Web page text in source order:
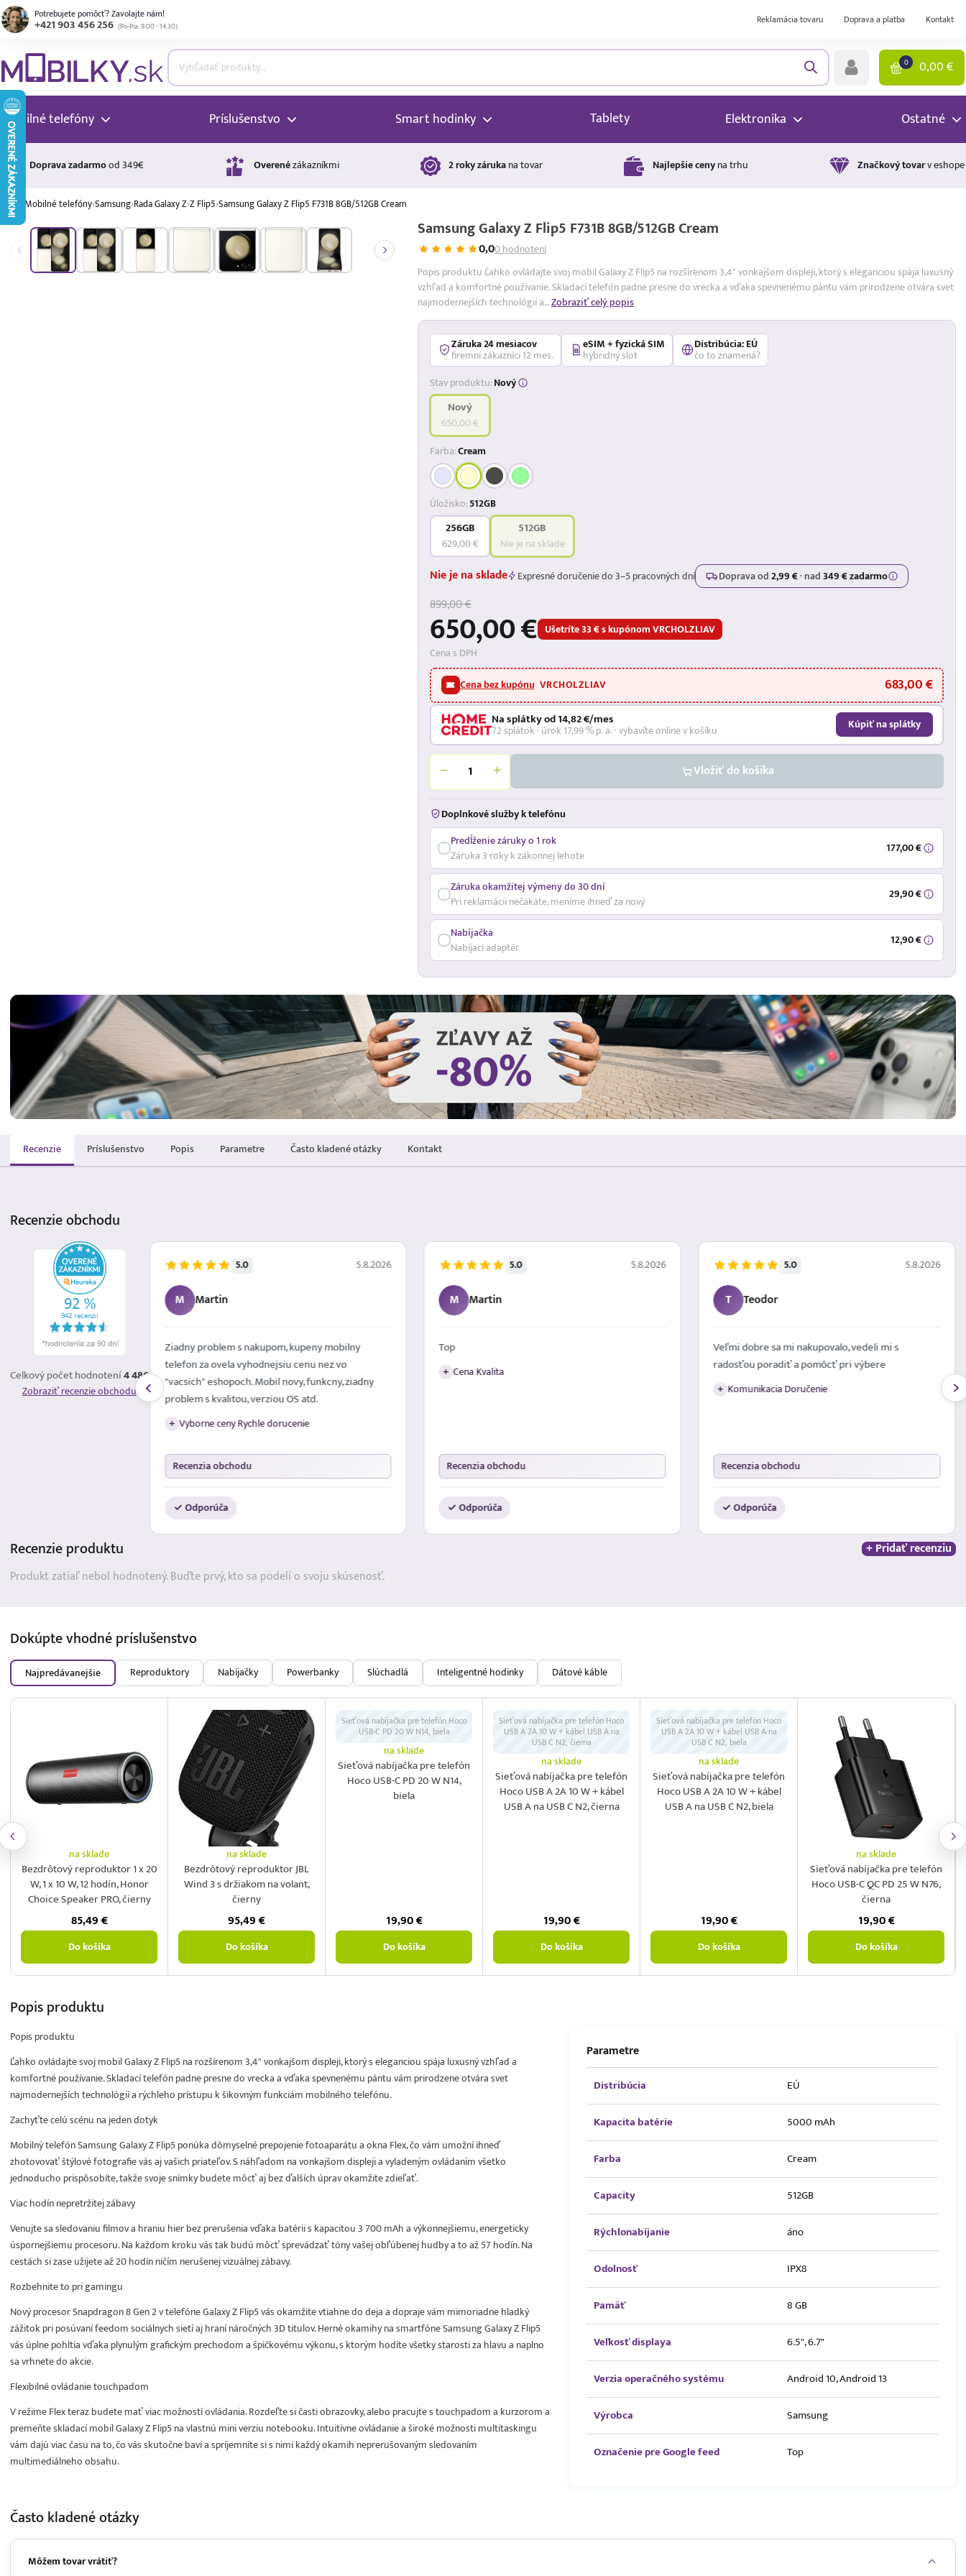
Potrebujete pomôcť? Zavolajte nám!
+421 903 456 256 (Po-Pia: 9:00 - 14:30) Reklamácia tovaru Doprava a platba Kontakt
0 0,00€
Mobilné telefóny Príslušenstvo Smart hodinky Tablety Elektronika Ostatné
Doprava zadarmood 349€ Overenézákazníkmi 2 roky zárukana tovar Najlepšie cenyna trhu Značkový tovarv eshope
Mobilné telefóny›Samsung›Rada Galaxy Z›Z Flip5›Samsung Galaxy Z Flip5 F731B 8GB/512GB Cream
A ↑
G
17,99 %
p.a.
Samsung Galaxy Z Flip5 F731B 8GB/512GB Cream
0,00 hodnotení
Popis produktu Ľahko ovládajte svoj mobil Galaxy Z Flip5 na rozšírenom 3,4" vonkajšom displeji, ktorý s eleganciou spája luxusný
vzhľad a komfortné používanie. Skladací telefón padne presne do vrecka a vďaka spevnenému pántu vám prirodzene otvára svet
najmodernejších technológií a…Zobraziť celý popis
Záruka 24 mesiacov
firemní zákazníci 12 mes.
eSIM + fyzická SIM
hybridný slot
Distribúcia: EÚ
čo to znamená?
Stav produktu:Nový
Nový
650,00 €
Farba:Cream
Úložisko:512GB
256GB
629,00 €
512GB
Nie je na sklade
Nie je na sklade Expresné doručenie do 3–5 pracovných dní Doprava od2,99 €·nad349 € zadarmo
899,00 €
650,00 € Ušetríte 33 € s kupónom VRCHOLZLIAV
Cena s DPH
Cena bez kupónu VRCHOLZLIAV 683,00 €
Na splátky od 14,82 €/mes
72 splátok · úrok 17,99 % p. a. · vybavíte online v košíku Kúpiť na splátky
Vložiť do košíka
Doplnkové služby k telefónu
Predĺženie záruky o 1 rok
Záruka 3 roky k zákonnej lehote
177,00 €
Záruka okamžitej výmeny do 30 dní
Pri reklamácii nečakáte, meníme ihneď za nový
29,90 €
Nabíjačka
Nabíjací adaptér
12,90 €
Recenzie Príslušenstvo Popis Parametre Často kladené otázky Kontakt
Recenzieobchodu
Celkový počet hodnotení4 486
Zobraziť recenzie obchodu
5.8.2026
Spokojna
5.0 5.8.2026
M Martin
Ziadny problem s nakupom, kupeny mobilny
telefon za ovela vyhodnejsiu cenu nez vo
"vacsich" eshopoch. Mobil novy, funkcny, ziadny
problem s kvalitou, verziou OS atd.
+ Vyborne ceny Rychle dorucenie
Recenzia obchodu
✓ Odporúča
5.0 5.8.2026
M Martin
Top
+ Cena Kvalita
Recenzia obchodu
✓ Odporúča
5.0 5.8.2026
T Teodor
Veľmi dobre sa mi nakupovalo, vedeli mi s
radosťou poradiť a pomôcť pri výbere
+ Komunikacia Doručenie
Recenzia obchodu
✓ Odporúča
Recenzieproduktu
+ Pridať recenziu
Produkt zatiaľ nebol hodnotený. Buďte prvý, kto sa podelí o svoju skúsenosť.
Dokúpte vhodnépríslušenstvo
Najpredávanejšie Reproduktory Nabíjačky Powerbanky Slúchadlá Inteligentné hodinky Dátové káble
na sklade
Bezdrôtový reproduktor 1 x 20
W, 1 x 10 W, 12 hodín, Honor
Choice Speaker PRO, čierny
85,49€
Do košíka
na sklade
Bezdrôtový reproduktor JBL
Wind 3 s držiakom na volant,
čierny
95,49€
Do košíka
Sieťová nabíjačka pre telefón Hoco
USB-C PD 20 W N14, biela
na sklade
Sieťová nabíjačka pre telefón
Hoco USB-C PD 20 W N14,
biela
19,90€
Do košíka
Sieťová nabíjačka pre telefón Hoco
USB A 2A 10 W + kábel USB A na
USB C N2, čierna
na sklade
Sieťová nabíjačka pre telefón
Hoco USB A 2A 10 W + kábel
USB A na USB C N2, čierna
19,90€
Do košíka
Sieťová nabíjačka pre telefón Hoco
USB A 2A 10 W + kábel USB A na
USB C N2, biela
na sklade
Sieťová nabíjačka pre telefón
Hoco USB A 2A 10 W + kábel
USB A na USB C N2, biela
19,90€
Do košíka
na sklade
Sieťová nabíjačka pre telefón
Hoco USB-C QC PD 25 W N76,
čierna
19,90€
Do košíka
Popisproduktu
Popis produktu
Ľahko ovládajte svoj mobil Galaxy Z Flip5 na rozšírenom 3,4" vonkajšom displeji, ktorý s eleganciou spája luxusný vzhľad a
komfortné používanie. Skladací telefón padne presne do vrecka a vďaka spevnenému pántu vám prirodzene otvára svet
najmodernejších technológií a rýchleho prístupu k šikovným funkciám mobilného telefónu.
Zachyťte celú scénu na jeden dotyk
Mobilný telefón Samsung Galaxy Z Flip5 ponúka dômyselné prepojenie fotoaparátu a okna Flex, čo vám umožní ihneď
zhotovovať štýlové fotografie vás aj vašich priateľov. S náhľadom na vonkajšom displeji a vyladeným ovládaním všetko
jednoducho prispôsobíte, takže svoje snímky budete môcť aj bez ďalších úprav okamžite zdieľať.
Viac hodín nepretržitej zábavy
Venujte sa sledovaniu filmov a hraniu hier bez prerušenia vďaka batérii s kapacitou 3 700 mAh a výkonnejšiemu, energeticky
úspornejšiemu procesoru. Na každom kroku vás tak budú môcť sprevádzať tóny vašej obľúbenej hudby a to až 57 hodín. Na
cestách si zase užijete až 20 hodín ničím nerušenej vizuálnej zábavy.
Rozbehnite to pri gamingu
Nový procesor Snapdragon 8 Gen 2 v telefóne Galaxy Z Flip5 vás okamžite vtiahne do deja a dopraje vám mimoriadne hladký
zážitok pri posúvaní feedom sociálnych sietí aj hraní náročných 3D titulov. Herné okamihy na smartfóne Samsung Galaxy Z Flip5
vás úplne pohltia vďaka plynulým grafickým prechodom a špičkovému výkonu, s ktorým hodíte všetky starosti za hlavu a naplno
sa vrhnete do akcie.
Flexibilné ovládanie touchpadom
V režime Flex teraz budete mať viac možností ovládania. Rozdeľte si časti obrazovky, alebo pracujte s touchpadom a kurzorom a
premeňte skladací mobil Galaxy Z Flip5 na vlastnú mini verziu notebooku. Intuitívne ovládanie a široké možnosti multitaskingu
vám dajú viac času na to, čo vás skutočne baví a spríjemníte si s nimi každý okamih neprerušovaným sledovaním
multimediálneho obsahu.
Parametre
Distribúcia EÚ
Kapacita batérie 5000 mAh
Farba Cream
Capacity 512GB
Rýchlonabíjanie áno
Odolnosť IPX8
Pamäť 8 GB
Veľkosť displaya 6.5", 6.7"
Verzia operačného systému Android 10, Android 13
Výrobca Samsung
Označenie pre Google feed Top
Často kladenéotázky
Môžem tovar vrátiť?